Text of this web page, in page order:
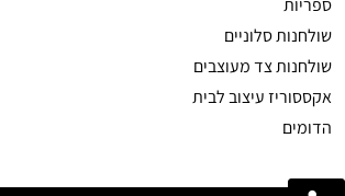
ספריות
שולחנות סלוניים
שולחנות צד מעוצבים
אקססוריז עיצוב לבית
הדומים